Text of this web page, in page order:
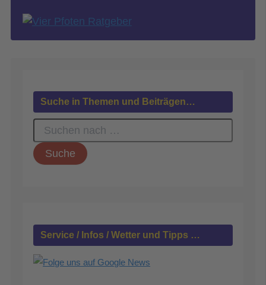
Suche in Themen und Beiträgen…
c
h
:
Service / Infos / Wetter und Tipps …